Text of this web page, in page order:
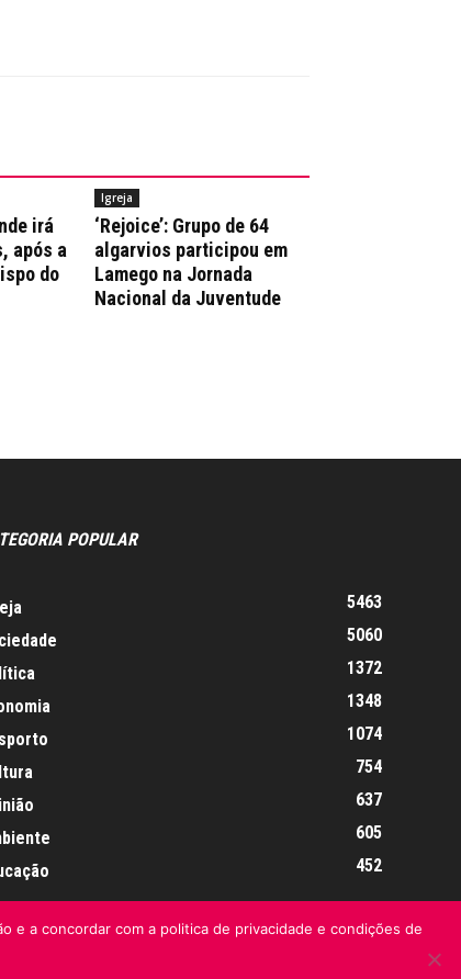
irá
após a
do
Igreja
‘Rejoice’: Grupo de 64
algarvios participou em
Lamego na Jornada
Nacional da Juventude
POPULAR
5463
5060
1372
1348
1074
754
637
605
452
e a concordar com a politica de privacidade e condições de